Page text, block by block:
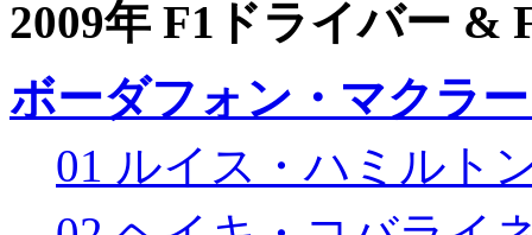
2009年 F1ドライバー &
ボーダフォン・マクラ
01 ルイス・ハミルト